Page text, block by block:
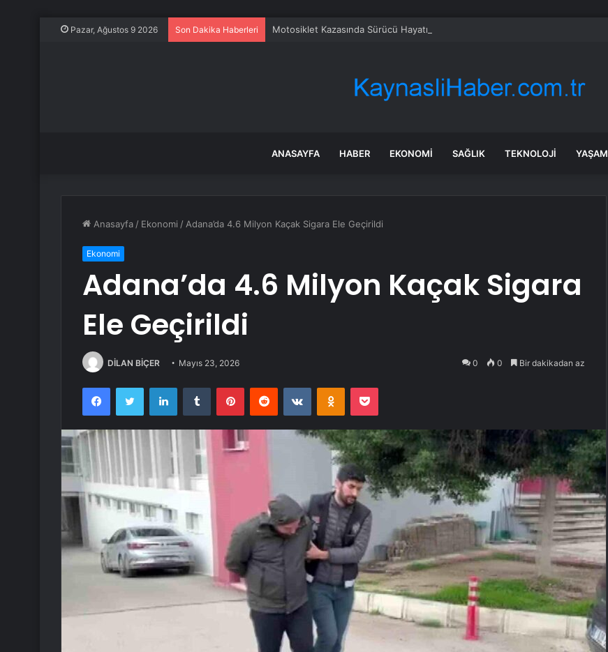
Pazar, Ağustos 9 2026 Son Dakika Haberleri Motosiklet Kazasında Sürücü Hayatını Kaybetti
ANASAYFA HABER EKONOMI SAĞLIK TEKNOLOJI YAŞAM
Anasayfa / Ekonomi / Adana’da 4.6 Milyon Kaçak Sigara Ele Geçirildi
Ekonomi
Adana’da 4.6 Milyon Kaçak Sigara
Ele Geçirildi
DİLAN BİÇER Mayıs 23, 2026 0 0 Bir dakikadan az
FacebookTwitter LinkedInTumblr PinterestReddit VKontakteOdnoklassniki
Pocket